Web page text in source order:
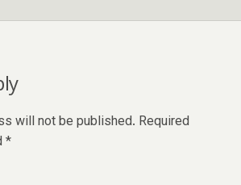
will not be published. Required
*